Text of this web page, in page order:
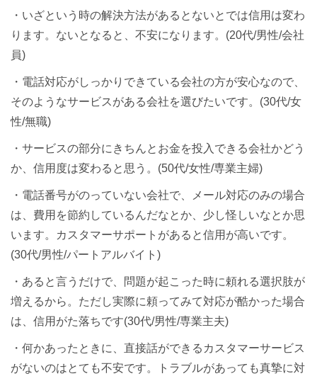
・いざという時の解決方法があるとないとでは信用は変わ
ります。ないとなると、不安になります。(20代/男性/会社
員)
・電話対応がしっかりできている会社の方が安心なので、
そのようなサービスがある会社を選びたいです。(30代/女
性/無職)
・サービスの部分にきちんとお金を投入できる会社かどう
か、信用度は変わると思う。(50代/女性/専業主婦)
・電話番号がのっていない会社で、メール対応のみの場合
は、費用を節約しているんだなとか、少し怪しいなとか思
います。カスタマーサポートがあると信用が高いです。
(30代/男性/パートアルバイト)
・あると言うだけで、問題が起こった時に頼れる選択肢が
増えるから。ただし実際に頼ってみて対応が酷かった場合
は、信用がた落ちです(30代/男性/専業主夫)
・何かあったときに、直接話ができるカスタマーサービス
がないのはとても不安です。トラブルがあっても真摯に対